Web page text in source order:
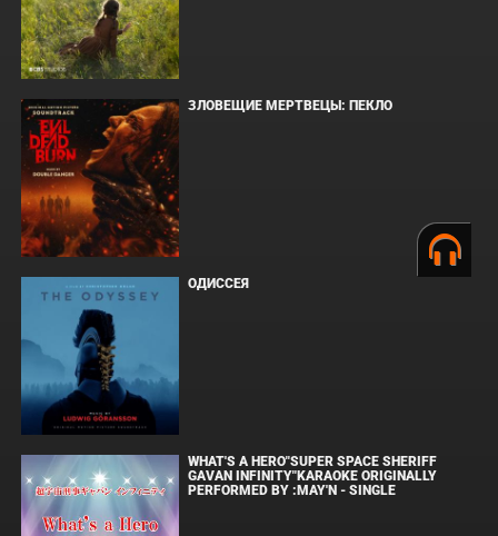
ЗЛОВЕЩИЕ МЕРТВЕЦЫ: ПЕКЛО
ОДИССЕЯ
WHAT'S A HERO"SUPER SPACE SHERIFF
GAVAN INFINITY"KARAOKE ORIGINALLY
PERFORMED BY :MAY'N - SINGLE